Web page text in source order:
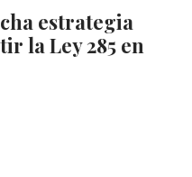
estrategia
la Ley 285 en